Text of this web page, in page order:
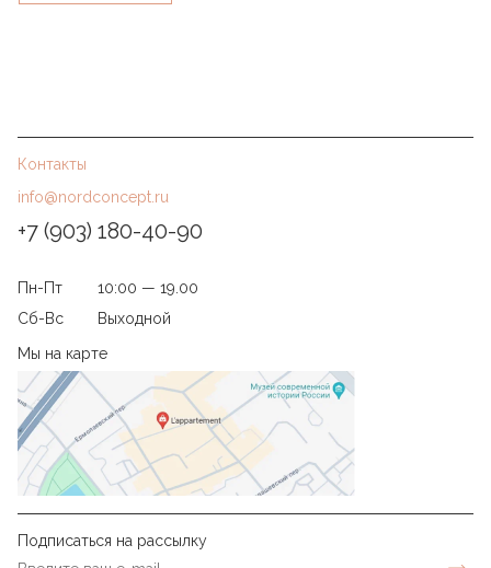
Контакты
info@nordconcept.ru
+7 (903) 180-40-90
Пн-Пт
10:00 — 19.00
Сб-Вс
Выходной
Мы на карте
Подписаться на рассылку